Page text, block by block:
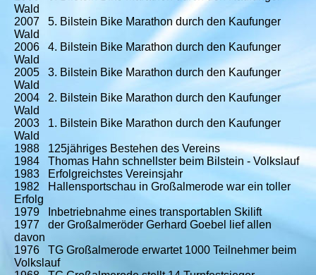
Wald
2007 5. Bilstein Bike Marathon durch den Kaufunger
Wald
2006 4. Bilstein Bike Marathon durch den Kaufunger
Wald
2005 3. Bilstein Bike Marathon durch den Kaufunger
Wald
2004 2. Bilstein Bike Marathon durch den Kaufunger
Wald
2003 1. Bilstein Bike Marathon durch den Kaufunger
Wald
1988 125jähriges Bestehen des Vereins
1984 Thomas Hahn schnellster beim Bilstein - Volkslauf
1983 Erfolgreichstes Vereinsjahr
1982 Hallensportschau in Großalmerode war ein toller
Erfolg
1979 Inbetriebnahme eines transportablen Skilift
1977 der Großalmeröder Gerhard Goebel lief allen
davon
1976 TG Großalmerode erwartet 1000 Teilnehmer beim
Volkslauf